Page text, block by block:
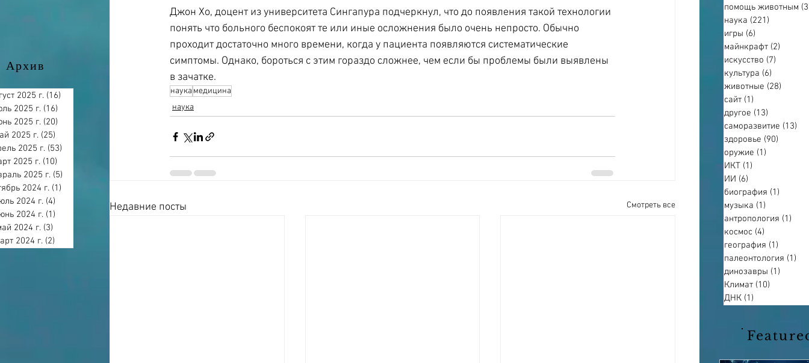
2025 г. (16)
2025 г. (16)
2025 г. (20)
2025 г. (25)
2025 г. (53)
2025 г. (10)
2025 г. (5)
2024 г. (1)
2024 г. (4)
2024 г. (1)
2024 г. (3)
2024 г. (2)
Архив
Джон Хо, доцент из университета Сингапура подчеркнул, что до появления такой технологии
понять что больного беспокоят те или иные осложнения было очень непросто. Обычно
проходит достаточно много времени, когда у пациента появляются систематические
симптомы. Однако, бороться с этим гораздо сложнее, чем если бы проблемы были выявлены
в зачатке.
наука медицина
наука
Недавние посты Смотреть все
помощь животным
наука (221)
игры (6)
майнкрафт (2)
искусство (7)
культура (6)
животные (28)
сайт (1)
другое (13)
саморазвитие (13)
здоровье (90)
оружие (1)
ИКТ (1)
ИИ (6)
биография (1)
музыка (1)
антропология (1)
космос (4)
география (1)
палеонтология (1)
динозавры (1)
Климат (10)
ДНК (1)